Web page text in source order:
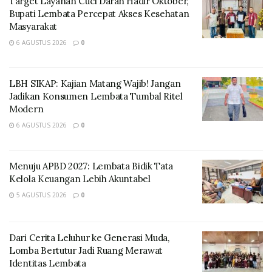
berbasis komunitas.
Program ini mencakup pelatihan PRB, pembentukan
Kelompok Masyarakat Peduli Bencana (KMPB),
serta pelatihan permakultur sebagai
pendekatan terpadu untuk konservasi lingkungan dan
produksi pangan berkelanjutan.
Bupati Lembata Percepat Akses Kesehatan
Masyarakat
6 AGUSTUS 2026 0
LBH SIKAP: Kajian Matang Wajib! Jangan
Jadikan Konsumen Lembata Tumbal Ritel
Modern
6 AGUSTUS 2026 0
Menuju APBD 2027: Lembata Bidik Tata
Kelola Keuangan Lebih Akuntabel
5 AGUSTUS 2026 0
Dari Cerita Leluhur ke Generasi Muda,
Lomba Bertutur Jadi Ruang Merawat
Identitas Lembata